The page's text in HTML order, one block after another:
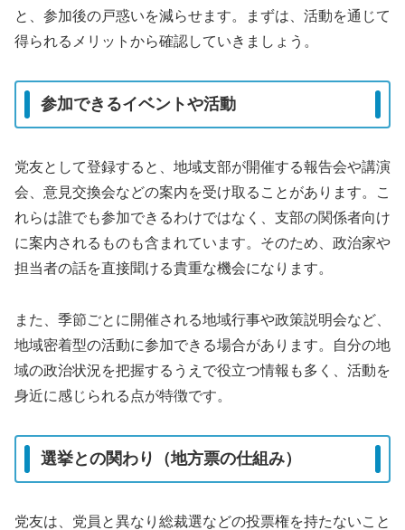
と、参加後の戸惑いを減らせます。まずは、活動を通じて
得られるメリットから確認していきましょう。
参加できるイベントや活動
党友として登録すると、地域支部が開催する報告会や講演
会、意見交換会などの案内を受け取ることがあります。こ
れらは誰でも参加できるわけではなく、支部の関係者向け
に案内されるものも含まれています。そのため、政治家や
担当者の話を直接聞ける貴重な機会になります。
また、季節ごとに開催される地域行事や政策説明会など、
地域密着型の活動に参加できる場合があります。自分の地
域の政治状況を把握するうえで役立つ情報も多く、活動を
身近に感じられる点が特徴です。
選挙との関わり（地方票の仕組み）
党友は、党員と異なり総裁選などの投票権を持たないこと